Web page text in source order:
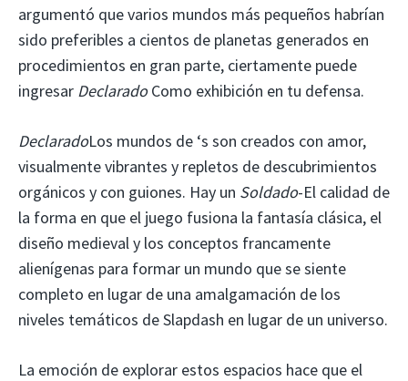
argumentó que varios mundos más pequeños habrían
sido preferibles a cientos de planetas generados en
procedimientos en gran parte, ciertamente puede
ingresar DeclaradoComo exhibición en tu defensa.
DeclaradoLos mundos de ‘s son creados con amor,
visualmente vibrantes y repletos de descubrimientos
orgánicos y con guiones. Hay un Soldado-El calidad de
la forma en que el juego fusiona la fantasía clásica, el
diseño medieval y los conceptos francamente
alienígenas para formar un mundo que se siente
completo en lugar de una amalgamación de los
niveles temáticos de Slapdash en lugar de un universo.
La emoción de explorar estos espacios hace que el